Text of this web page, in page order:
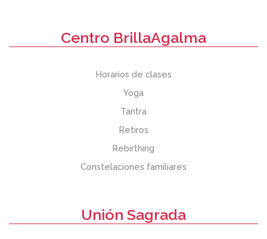
Centro BrillaAgalma
Horarios de clases
Yoga
Tantra
Retiros
Rebirthing
Constelaciones familiares
Unión Sagrada